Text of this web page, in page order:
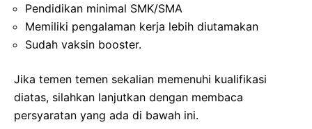
Pendidikan minimal SMK/SMA
Memiliki pengalaman kerja lebih diutamakan
Sudah vaksin booster.
Jika temen temen sekalian memenuhi kualifikasi
diatas, silahkan lanjutkan dengan membaca
persyaratan yang ada di bawah ini.